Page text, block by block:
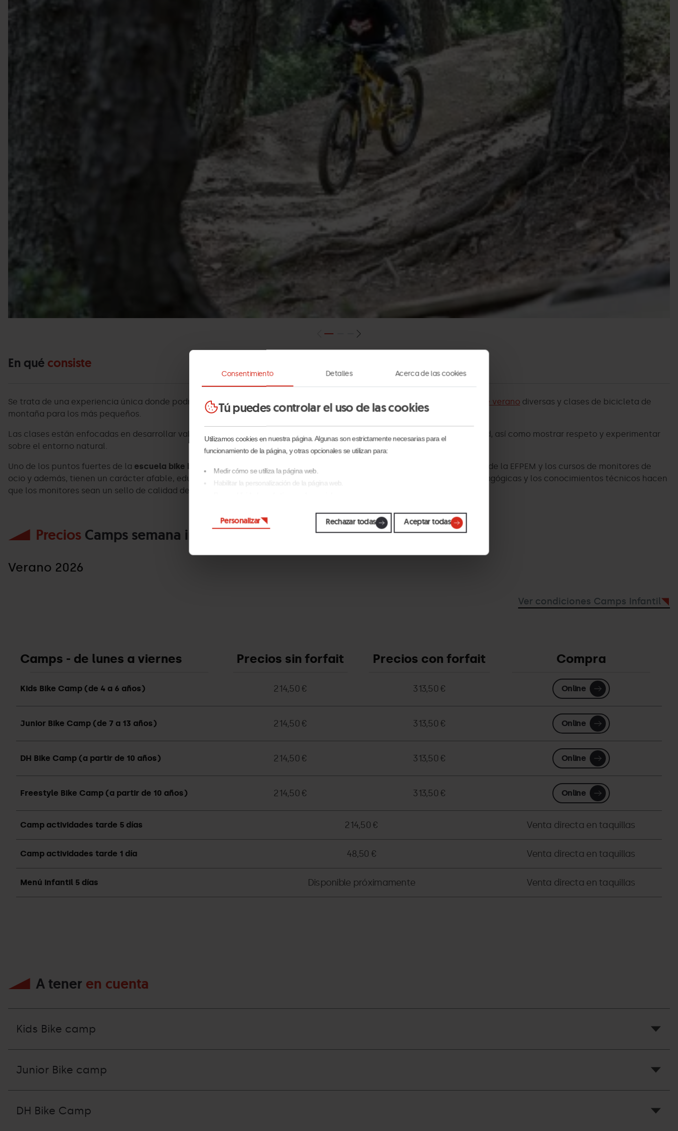
Consentimiento Detalles Acerca de las cookies
Tú puedes controlar el uso de las cookies
Utilizamos cookies en nuestra página. Algunas son estrictamente necesarias para el
funcionamiento de la página, y otras opcionales se utilizan para:
Medir cómo se utiliza la página web.
Habilitar la personalización de la página web.
tú mismo, pincha en 'Configurar'.
Rechazar todas
Personalizar Aceptar todas
En qué consiste
Se trata de una experiencia única donde podrás sentir y fluir sobre ruedas, en medio de la naturaleza, con actividades de verano diversas y clases de bicicleta de
montaña para los más pequeños.
Las clases están enfocadas en desarrollar valores individuales como la superación, la autoestima y la fuerza de voluntad, así como mostrar respeto y experimentar
sobre el entorno natural.
Uno de los puntos fuertes de la escuela bike by Pal Arinsal
es la calidad de sus monitores, que cuentan con la titulación de la EFPEM y los cursos de monitores de
ocio y además, tienen un carácter afable, educado y respetuoso hacia los niños. Los años de experiencia, las dotes pedagógicas y los conocimientos técnicos hacen
que los monitores sean un sello de calidad del club.
Precios Camps semana infantil
Verano 2026
Ver condiciones Camps Infantil
Camps - de lunes a viernes Precios sin forfait Precios con forfait Compra
Kids Bike Camp (de 4 a 6 años) 214,50 € 313,50 € Online
Junior Bike Camp (de 7 a 13 años) 214,50 € 313,50 € Online
DH Bike Camp (a partir de 10 años) 214,50 € 313,50 € Online
Freestyle Bike Camp (a partir de 10 años) 214,50 € 313,50 € Online
Camp actividades tarde 5 días 214,50 € Venta directa en taquillas
Camp actividades tarde 1 día 48,50 € Venta directa en taquillas
Menú infantil 5 días Disponible próximamente Venta directa en taquillas
A tener en cuenta
Kids Bike camp
Junior Bike camp
DH Bike Camp